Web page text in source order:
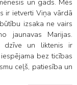
ir ietverti Viņa vārdā
izsaka ne vairs
jaunavas Marijas.
dzīve un liktenis ir
bez ticības
ceļš, patiesība un